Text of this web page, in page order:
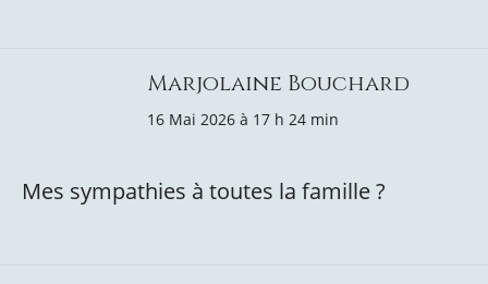
Marjolaine Bouchard
16 Mai 2026 à 17 h 24 min
Mes sympathies à toutes la famille ?